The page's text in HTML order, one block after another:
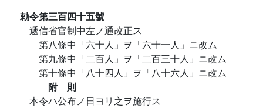
勅令第三百四十五號
遞信省官制中左ノ通改正ス
第八條中「六十人」ヲ「六十一人」ニ改ム
第九條中「二百人」ヲ「二百三十人」ニ改ム
第十條中「八十四人」ヲ「八十六人」ニ改ム
附 則
本令ハ公布ノ日ヨリ之ヲ施行ス